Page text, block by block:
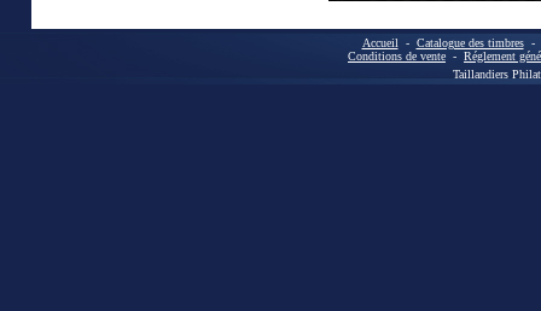
Accueil - Catalogue des timbres-
Conditions de vente - Réglement
Taillandiers